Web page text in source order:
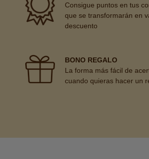
Consigue puntos en tus
que se transformarán en
descuento
BONO REGALO
La forma más fácil de
cuando quieras hacer un